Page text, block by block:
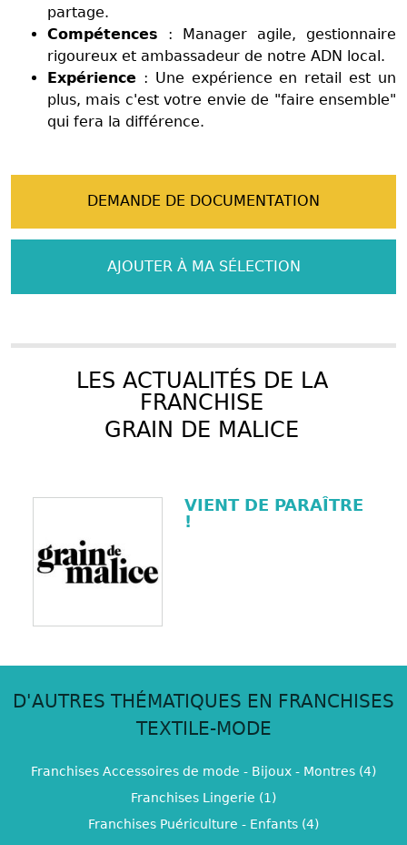
partage.
Compétences : Manager agile, gestionnaire
rigoureux et ambassadeur de notre ADN local.
Expérience : Une expérience en retail est un
plus, mais c'est votre envie de "faire ensemble"
qui fera la différence.
DEMANDE DE DOCUMENTATION
AJOUTER À MA SÉLECTION
LES ACTUALITÉS DE LA
FRANCHISE
GRAIN DE MALICE
VIENT DE PARAÎTRE
!
D'AUTRES THÉMATIQUES EN FRANCHISES
TEXTILE-MODE
Franchises Accessoires de mode - Bijoux - Montres (4)
Franchises Lingerie (1)
Franchises Puériculture - Enfants (4)